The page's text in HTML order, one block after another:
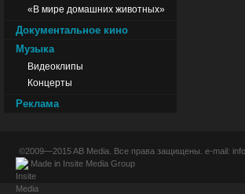
«В мире домашних животных»
Документальное кино
Музыка
Видеоклипы
Концерты
Реклама
©2009—2015AB Media . Все права защищены. e-mail:
Made in Insite Media Group